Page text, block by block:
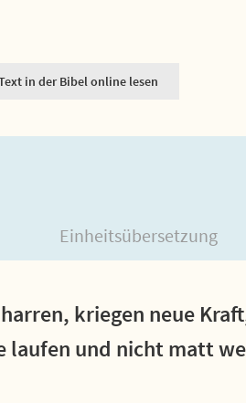
in der Bibel online lesen
Einheitsübersetzung
kriegen neue
laufen und nicht matt